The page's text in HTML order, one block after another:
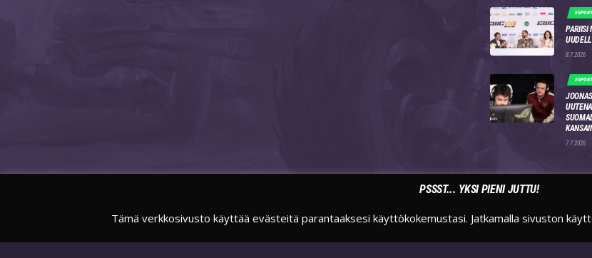
PARIISI
8.7.2026
7.7.2026
FACEBOOK TWITTER INSTAGRAM
PSSST... YKSI PIENI JUTTU!
Tämä verkkosivusto käyttää evästeitä parantaaksesi käyttökokemustasi. Jatkamalla sivuston